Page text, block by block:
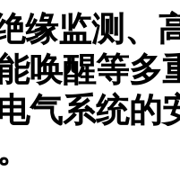
缘监测、
唤醒等多
气系统的